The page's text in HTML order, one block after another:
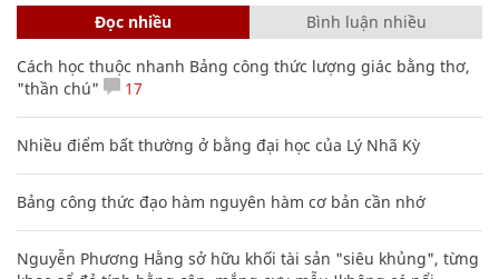
Đọc nhiều Bình luận nhiều
Cách học thuộc nhanh Bảng công thức lượng giác bằng thơ,
"thần chú"
17
Nhiều điểm bất thường ở bằng đại học của Lý Nhã Kỳ
Bảng công thức đạo hàm nguyên hàm cơ bản cần nhớ
Nguyễn Phương Hằng sở hữu khối tài sản "siêu khủng", từng